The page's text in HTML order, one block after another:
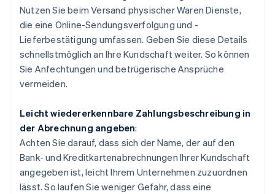
Nutzen Sie beim Versand physischer Waren Dienste,
die eine Online-Sendungsverfolgung und -
Lieferbestätigung umfassen. Geben Sie diese Details
schnellstmöglich an Ihre Kundschaft weiter. So können
Sie Anfechtungen und betrügerische Ansprüche
vermeiden.
Leicht wiedererkennbare Zahlungsbeschreibung in
der Abrechnung angeben:
Achten Sie darauf, dass sich der Name, der auf den
Bank- und Kreditkartenabrechnungen Ihrer Kundschaft
angegeben ist, leicht Ihrem Unternehmen zuzuordnen
lässt. So laufen Sie weniger Gefahr, dass eine